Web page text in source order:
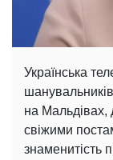
Українська
на Мальдівах,
свіжими
знаменитість